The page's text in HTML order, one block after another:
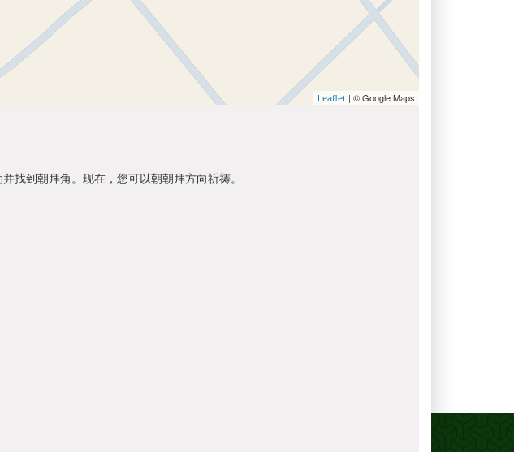
Leaflet | © Google Maps
找到朝拜角。现在，您可以朝朝拜方向祈祷。